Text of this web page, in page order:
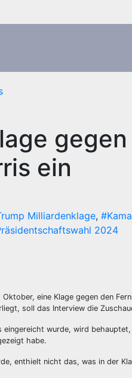
ein
Milliardenklage,
2024
eine Klage gegen den
soll das Interview die
wurde, wird
habe.
enthielt nicht das, was in der